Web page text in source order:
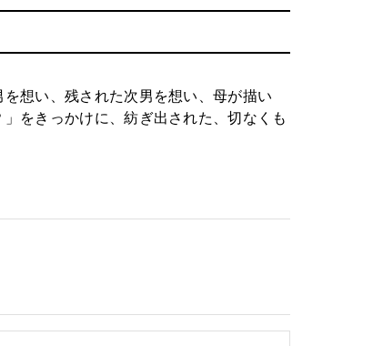
想い、残された次男を想い、母が描い
をきっかけに、紡ぎ出された、切なくも